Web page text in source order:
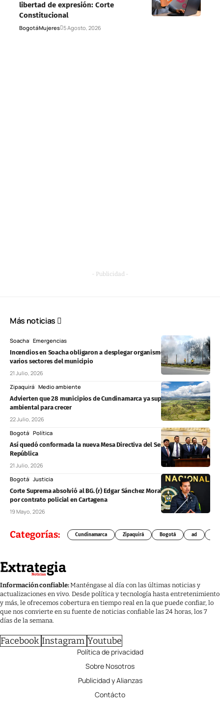
libertad de expresión: Corte
Constitucional
BogotáMujeres 5 Agosto, 2026
- Publicidad -
Más noticias
Soacha Emergencias
Incendios en Soacha obligaron a desplegar organismos de socorro en
varios sectores del municipio
21 Julio, 2026
Zipaquirá Medio ambiente
Advierten que 28 municipios de Cundinamarca ya superaron su límite
ambiental para crecer
22 Julio, 2026
Bogotá Política
Así quedó conformada la nueva Mesa Directiva del Senado de la
República
21 Julio, 2026
Bogotá Justicia
Corte Suprema absolvió al BG. (r) Edgar Sánchez Morales en proceso
por contrato policial en Cartagena
19 Mayo, 2026
Categorías: Cundinamarca Zipaquirá Bogotá ad
Información confiable:Manténgase al día con las últimas noticias y
actualizaciones en vivo. Desde política y tecnología hasta entretenimiento
y más, le ofrecemos cobertura en tiempo real en la que puede confiar, lo
que nos convierte en su fuente de noticias confiable las 24 horas, los 7
días de la semana.
Facebook Instagram Youtube
Política de privacidad
Sobre Nosotros
Publicidad y Alianzas
Contácto